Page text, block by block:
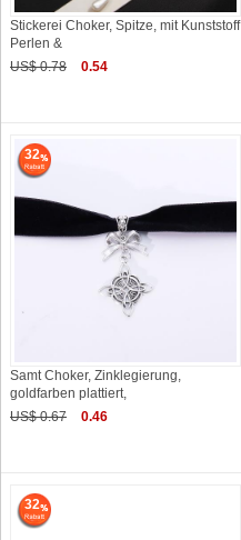
Stickerei Choker, Spitze, mit Kunststoff
Perlen &
US$ 0.78
0.54
32
Samt Choker, Zinklegierung,
goldfarben plattiert,
US$ 0.67
0.46
32